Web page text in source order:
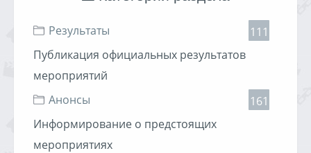
Результаты
111
Публикация официальных результатов
мероприятий
Анонсы
161
Информирование о предстоящих
мероприятиях
фургоны и бортовые автомобили
- Требования к экипировке: Обязательно шлем (любого
типа), одежда с длинными штанинами и рукавами
- Требования к резине: Обязательно гражданская
и т.п. "маркетинговых" шинах запрещено
Пилоты: от 18 лет с в\у категории В и документами на
автомобиль.
- в соревнованиях, на одном а